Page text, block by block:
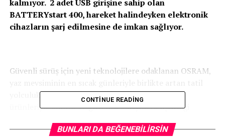
kalmıyor. 2 adet USB girişine sahip olan
BATTERYstart 400, hareket halindeyken elektronik
cihazların şarj edilmesine de imkan sağlıyor.
Güvenli sürüş için yeni teknolojilere odaklanan OSRAM,
yolculuklarında sürücü ve yolcuların hayatına
ürünleriyle konfor ve güvenlik katıyor. Geliştirdiği
sürekli olarak zenginleştiren OSRAM, olası araç akü
CONTINUE READING
BUNLARI DA BEĞENEBILIRSIN